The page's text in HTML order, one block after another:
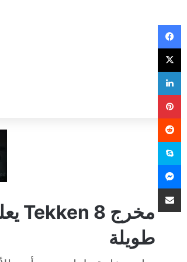
طويلة
فيسبوك
‫X
لينكدإن
بينتيريست
سكايب
ماسنجر
مشاركة عبر البريد